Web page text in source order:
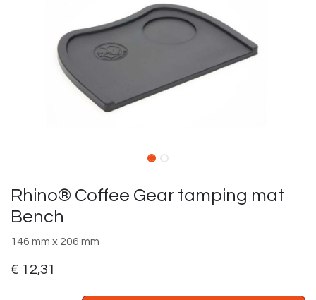
Rhino® Coffee Gear tamping mat
Bench
146 mm x 206 mm
€ 12,31